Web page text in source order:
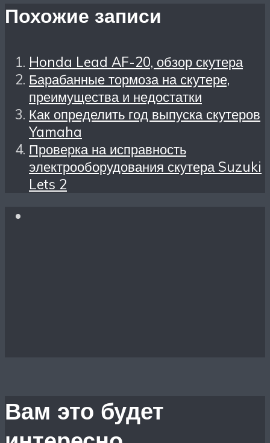
Похожие записи
Honda Lead AF-20, обзор скутера
Барабанные тормоза на скутере,
преимущества и недостатки
Как определить год выпуска скутеров
Yamaha
Проверка на исправность
электрооборудования скутера Suzuki
Lets 2
Вам это будет